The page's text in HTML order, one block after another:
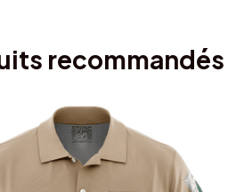
recommandés